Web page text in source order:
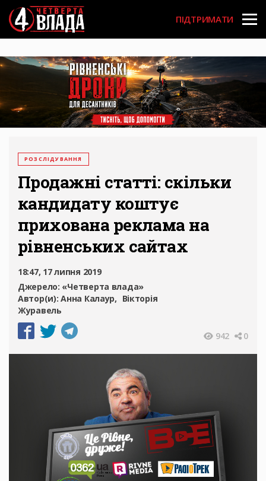
Перейти
до
основного
вмісту
User
account
menu
ПІДТРИМАТИ
РОЗСЛІДУВАННЯ
Продажні статті: скільки
кандидату коштує
прихована реклама на
рівненських сайтах
18:47, 17 липня 2019
Джерело: «Четверта влада»
Автор(и):Анна Калаур
Вікторія
Журавель
942 0